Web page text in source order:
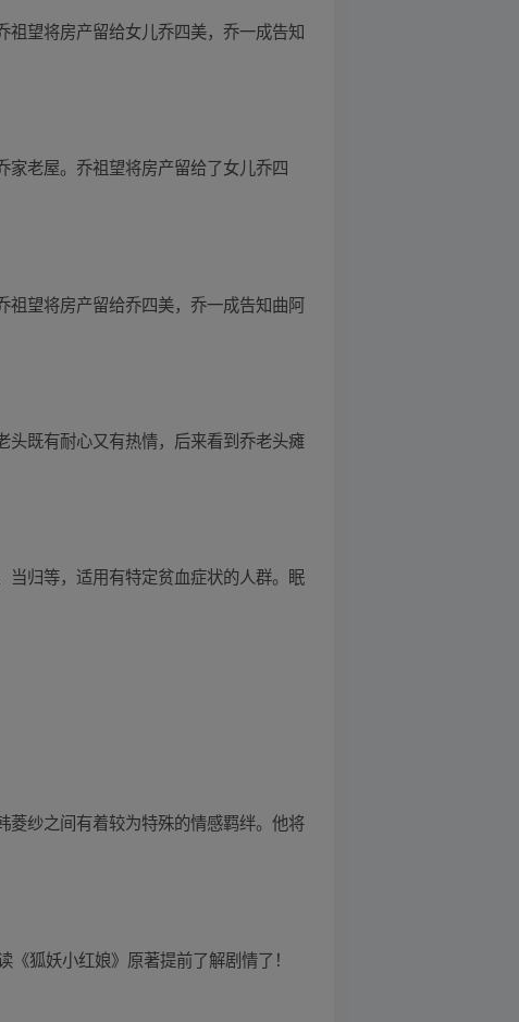
望将房产留给女儿乔四美，乔一成告知
老屋。乔祖望将房产留给了女儿乔四
祖望将房产留给乔四美，乔一成告知曲阿
头既有耐心又有热情，后来看到乔老头瘫
当归等，适用有特定贫血症状的人群。眠
菱纱之间有着较为特殊的情感羁绊。他将
狐妖小红娘》原著提前了解剧情了！